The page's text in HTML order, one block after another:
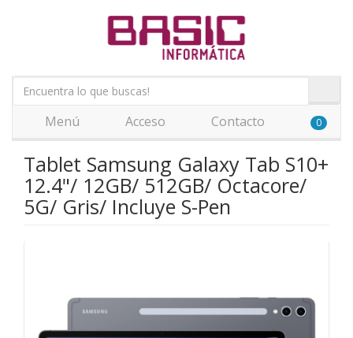
Menú Acceso Contacto 0
Tablet Samsung Galaxy Tab S10+
12.4"/ 12GB/ 512GB/ Octacore/
5G/ Gris/ Incluye S-Pen